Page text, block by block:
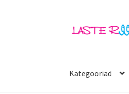
Liigu
navigeerimisele
Liigu
Kategooriad